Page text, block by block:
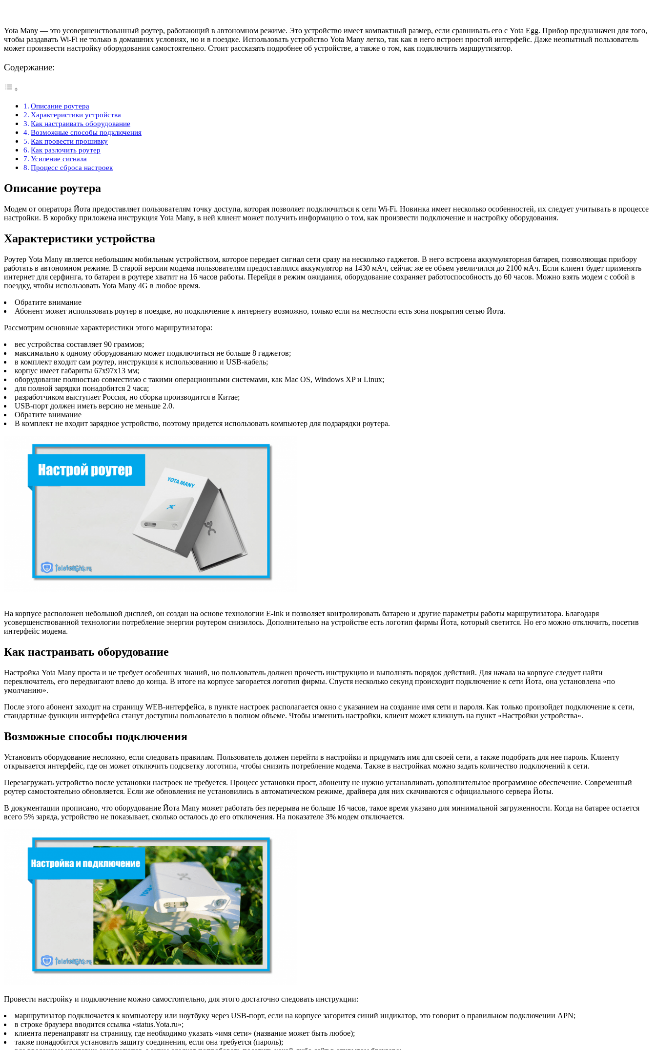
Yota Many — это усовершенствованный роутер, работающий в автономном режиме. Это устройство имеет компактный размер, если сравнивать его с Yota Egg. Прибор предназначен для того,
чтобы раздавать Wi-Fi не только в домашних условиях, но и в поездке. Использовать устройство Yota Many легко, так как в него встроен простой интерфейс. Даже неопытный пользователь
может произвести настройку оборудования самостоятельно. Стоит рассказать подробнее об устройстве, а также о том, как подключить маршрутизатор.
Содержание:
Описание роутера
Характеристики устройства
Как настраивать оборудование
Возможные способы подключения
Как провести прошивку
Как разлочить роутер
Усиление сигнала
Процесс сброса настроек
Описание роутера
Модем от оператора Йота предоставляет пользователям точку доступа, которая позволяет подключиться к сети Wi-Fi. Новинка имеет несколько особенностей, их следует учитывать в процессе
настройки. В коробку приложена инструкция Yota Many, в ней клиент может получить информацию о том, как произвести подключение и настройку оборудования.
Характеристики устройства
Роутер Yota Many является небольшим мобильным устройством, которое передает сигнал сети сразу на несколько гаджетов. В него встроена аккумуляторная батарея, позволяющая прибору
работать в автономном режиме. В старой версии модема пользователям предоставлялся аккумулятор на 1430 мАч, сейчас же ее объем увеличился до 2100 мАч. Если клиент будет применять
интернет для серфинга, то батареи в роутере хватит на 16 часов работы. Перейдя в режим ожидания, оборудование сохраняет работоспособность до 60 часов. Можно взять модем с собой в
поездку, чтобы использовать Yota Many 4G в любое время.
Обратите внимание
Абонент может использовать роутер в поездке, но подключение к интернету возможно, только если на местности есть зона покрытия сетью Йота.
Рассмотрим основные характеристики этого маршрутизатора:
вес устройства составляет 90 граммов;
максимально к одному оборудованию может подключиться не больше 8 гаджетов;
в комплект входит сам роутер, инструкция к использованию и USB-кабель;
корпус имеет габариты 67х97х13 мм;
оборудование полностью совместимо с такими операционными системами, как Mac OS, Windows XP и Linux;
для полной зарядки понадобится 2 часа;
разработчиком выступает Россия, но сборка производится в Китае;
USB-порт должен иметь версию не меньше 2.0.
Обратите внимание
В комплект не входит зарядное устройство, поэтому придется использовать компьютер для подзарядки роутера.
На корпусе расположен небольшой дисплей, он создан на основе технологии E-Ink и позволяет контролировать батарею и другие параметры работы маршрутизатора. Благодаря
усовершенствованной технологии потребление энергии роутером снизилось. Дополнительно на устройстве есть логотип фирмы Йота, который светится. Но его можно отключить, посетив
интерфейс модема.
Как настраивать оборудование
Настройка Yota Many проста и не требует особенных знаний, но пользователь должен прочесть инструкцию и выполнять порядок действий. Для начала на корпусе следует найти
переключатель, его передвигают влево до конца. В итоге на корпусе загорается логотип фирмы. Спустя несколько секунд происходит подключение к сети Йота, она установлена «по
умолчанию».
После этого абонент заходит на страницу WEB-интерфейса, в пункте настроек располагается окно с указанием на создание имя сети и пароля. Как только произойдет подключение к сети,
стандартные функции интерфейса станут доступны пользователю в полном объеме. Чтобы изменить настройки, клиент может кликнуть на пункт «Настройки устройства».
Возможные способы подключения
Установить оборудование несложно, если следовать правилам. Пользователь должен перейти в настройки и придумать имя для своей сети, а также подобрать для нее пароль. Клиенту
открывается интерфейс, где он может отключить подсветку логотипа, чтобы снизить потребление модема. Также в настройках можно задать количество подключений к сети.
Перезагружать устройство после установки настроек не требуется. Процесс установки прост, абоненту не нужно устанавливать дополнительное программное обеспечение. Современный
роутер самостоятельно обновляется. Если же обновления не установились в автоматическом режиме, драйвера для них скачиваются с официального сервера Йоты.
В документации прописано, что оборудование Йота Many может работать без перерыва не больше 16 часов, такое время указано для минимальной загруженности. Когда на батарее остается
всего 5% заряда, устройство не показывает, сколько осталось до его отключения. На показателе 3% модем отключается.
Провести настройку и подключение можно самостоятельно, для этого достаточно следовать инструкции:
маршрутизатор подключается к компьютеру или ноутбуку через USB-порт, если на корпусе загорится синий индикатор, это говорит о правильном подключении APN;
в строке браузера вводится ссылка «status.Yota.ru»;
клиента перенаправят на страницу, где необходимо указать «имя сети» (название может быть любое);
также понадобится установить защиту соединения, если она требуется (пароль);